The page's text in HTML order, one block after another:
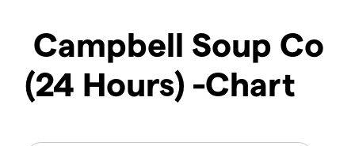
Campbell Soup Co
(24 Hours) -Chart